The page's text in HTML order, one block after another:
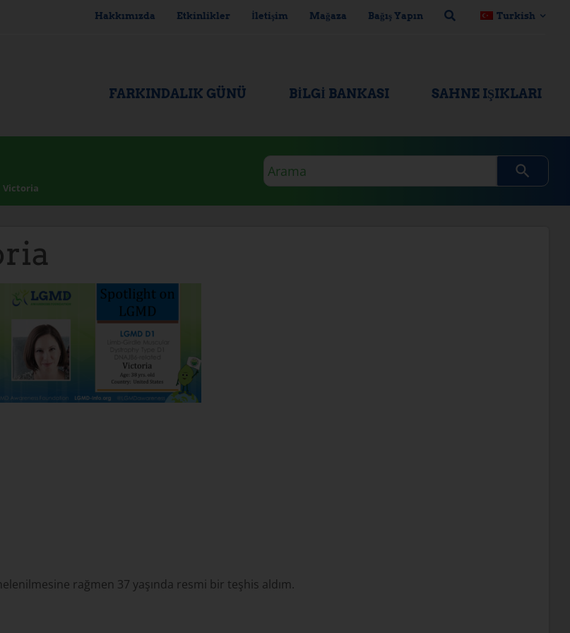
Hakkımızda Etkinlikler İletişim Mağaza Bağış Yapın Turkish
FARKINDALIK GÜNÜ BILGI BANKASI SAHNE IŞIKLARI
Victoria
Arama
sorgusu
rağmen 37 yaşında resmi bir teşhis aldım.